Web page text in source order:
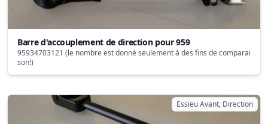
Barre d'accouplement de direction pour 959
95934703121 (le nombre est donné seulement à des fins de comparai
son!)
Essieu Avant, Direction